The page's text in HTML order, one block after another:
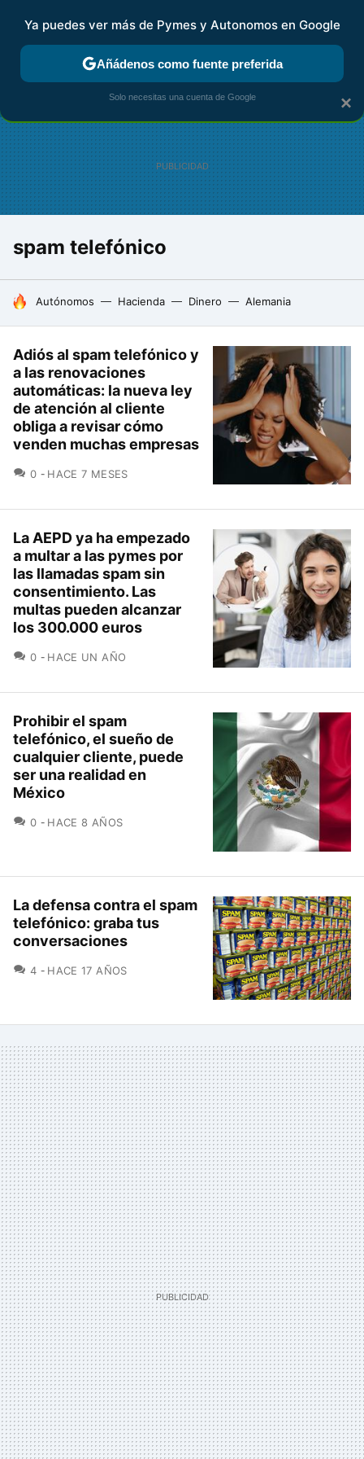
FISCALIDAD Y CONTABILIDAD KIT DIGITAL RENTA
spam telefónico
HOY SE HABLA DE
Autónomos Hacienda Dinero Alemania
Adiós al spam telefónico y
a las renovaciones
automáticas: la nueva ley
de atención al cliente
obliga a revisar cómo
venden muchas empresas
0 COMENTARIOS
HACE 7 MESES
La AEPD ya ha empezado
a multar a las pymes por
las llamadas spam sin
consentimiento. Las
multas pueden alcanzar
los 300.000 euros
0 COMENTARIOS
HACE UN AÑO
Prohibir el spam
telefónico, el sueño de
cualquier cliente, puede
ser una realidad en
México
0 COMENTARIOS
HACE 8 AÑOS
La defensa contra el spam
telefónico: graba tus
conversaciones
4 COMENTARIOS
HACE 17 AÑOS
×
Ya puedes ver más de Pymes y Autonomos en Google
Añádenos como fuente preferida
Solo necesitas una cuenta de Google